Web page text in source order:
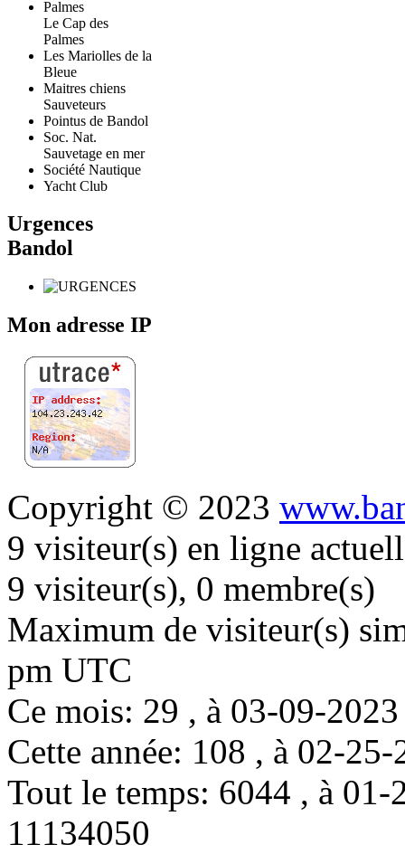
Le Cap des
Palmes
Les Mariolles de la
Bleue
Maitres chiens
Sauveteurs
Pointus de Bandol
Soc. Nat.
Sauvetage en mer
Société Nautique
Yacht Club
Urgences
Bandol
Mon adresse IP
Copyright © 2023
9 visiteur(s) en ligne
9 visiteur(s), 0 membre(s)
Maximum de visiteur(s)
pm UTC
Ce mois: 29 , à 03-09-
Cette année: 108 , à 02-
Tout le temps: 6044 , à
11134050